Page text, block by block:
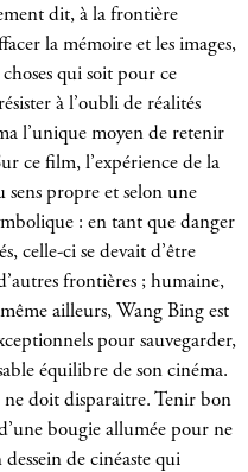
dit, à la frontière
la mémoire et les images,
qui soit pour ce
à l’oubli de réalités
l’unique moyen de retenir
ce film, l’expérience de la
sens propre et selon une
: en tant que danger
celle-ci se devait d’être
frontières ; humaine,
ailleurs, Wang Bing est
pour sauvegarder,
équilibre de son cinéma.
doit disparaitre. Tenir bon
bougie allumée pour ne
dessein de cinéaste qui